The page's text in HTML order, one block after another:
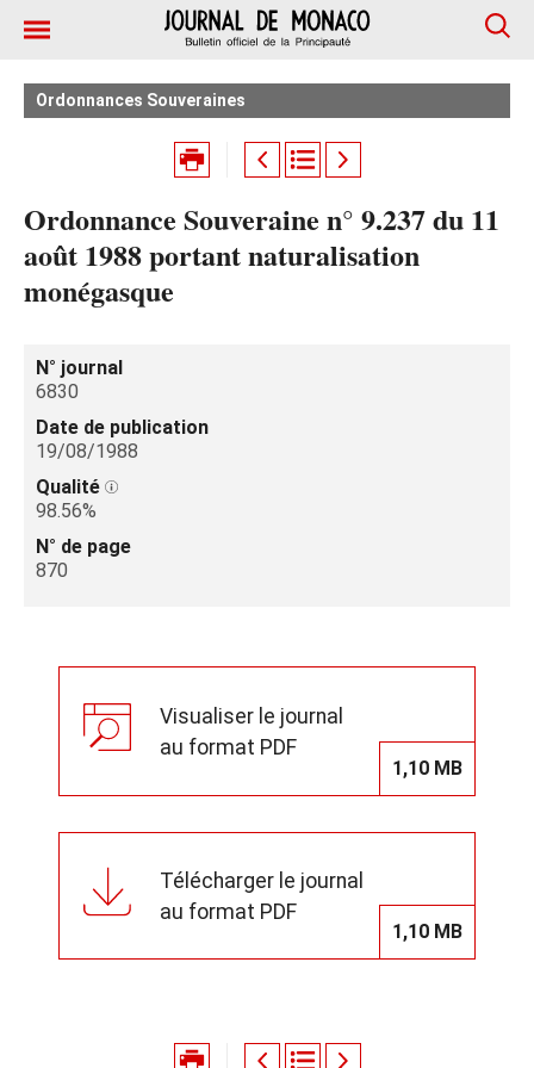
Ordonnances Souveraines
Ordonnance Souveraine n° 9.237 du 11
août 1988 portant naturalisation
monégasque
N° journal
6830
Date de publication
19/08/1988
Qualité
98.56%
N° de page
870
Visualiser le journal
au format PDF
1,10 MB
Télécharger le journal
au format PDF
1,10 MB